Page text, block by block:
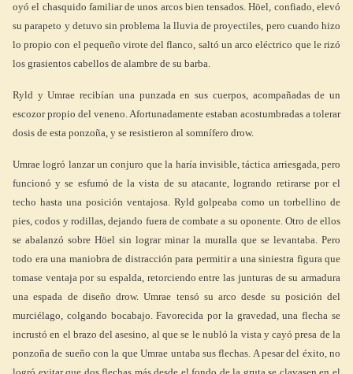
oyó el chasquido familiar de unos arcos bien tensados. Höel, confiado, elevó
su parapeto y detuvo sin problema la lluvia de proyectiles, pero cuando hizo
lo propio con el pequeño virote del flanco, saltó un arco eléctrico que le rizó
los grasientos cabellos de alambre de su barba.
Ryld y Umrae recibían una punzada en sus cuerpos, acompañadas de un
escozor propio del veneno. Afortunadamente estaban acostumbradas a tolerar
dosis de esta ponzoña, y se resistieron al somnífero drow.
Umrae logró lanzar un conjuro que la haría invisible, táctica arriesgada, pero
funcionó y se esfumó de la vista de su atacante, logrando retirarse por el
techo hasta una posición ventajosa. Ryld golpeaba como un torbellino de
pies, codos y rodillas, dejando fuera de combate a su oponente. Otro de ellos
se abalanzó sobre Höel sin lograr minar la muralla que se levantaba. Pero
todo era una maniobra de distracción para permitir a una siniestra figura que
tomase ventaja por su espalda, retorciendo entre las junturas de su armadura
una espada de diseño drow. Umrae tensó su arco desde su posición del
murciélago, colgando bocabajo. Favorecida por la gravedad, una flecha se
incrustó en el brazo del asesino, al que se le nubló la vista y cayó presa de la
ponzoña de sueño con la que Umrae untaba sus flechas. A pesar del éxito, no